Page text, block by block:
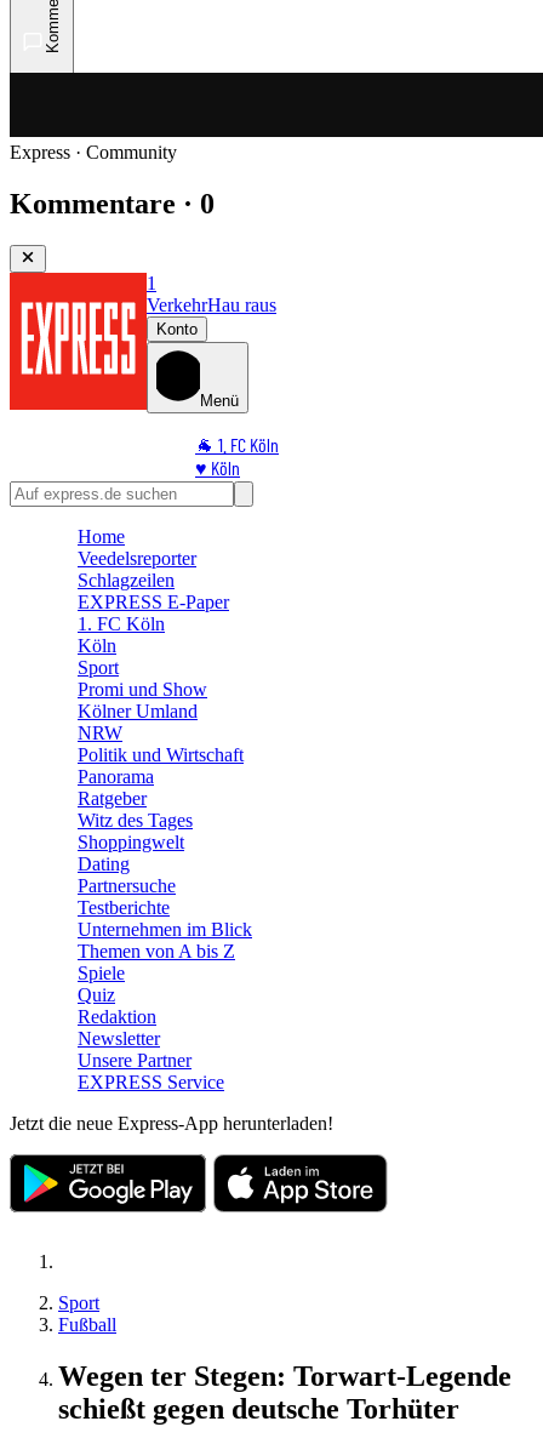
Express · Community
Kommentare · 0
1
VerkehrHau raus
Konto
Menü
🐐 1. FC Köln
♥️ Köln
⭐ Promi
🛒 Shoppingwelt
Home
Veedelsreporter
Schlagzeilen
EXPRESS E-Paper
1. FC Köln
Köln
Sport
Promi und Show
Kölner Umland
NRW
Politik und Wirtschaft
Panorama
Ratgeber
Witz des Tages
Shoppingwelt
Dating
Partnersuche
Testberichte
Unternehmen im Blick
Themen von A bis Z
Spiele
Quiz
Redaktion
Newsletter
Unsere Partner
EXPRESS Service
Jetzt die neue Express-App herunterladen!
Sport
Fußball
Wegen ter Stegen: Torwart-Legende
schießt gegen deutsche Torhüter